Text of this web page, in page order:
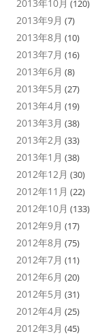
2013年10月 (120)
2013年9月 (7)
2013年8月 (10)
2013年7月 (16)
2013年6月 (8)
2013年5月 (27)
2013年4月 (19)
2013年3月 (38)
2013年2月 (33)
2013年1月 (38)
2012年12月 (30)
2012年11月 (22)
2012年10月 (133)
2012年9月 (17)
2012年8月 (75)
2012年7月 (11)
2012年6月 (20)
2012年5月 (31)
2012年4月 (25)
2012年3月 (45)